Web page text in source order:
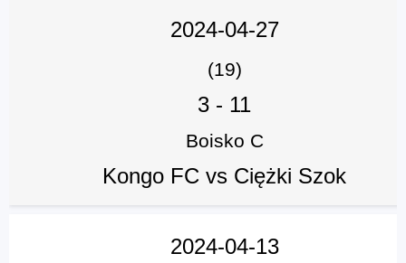
2024-04-27
(19)
3 - 11
Boisko C
Kongo FC vs Ciężki Szok
2024-04-13